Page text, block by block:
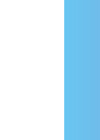
SF 토
카툰 >
만화 >
눈에 띄